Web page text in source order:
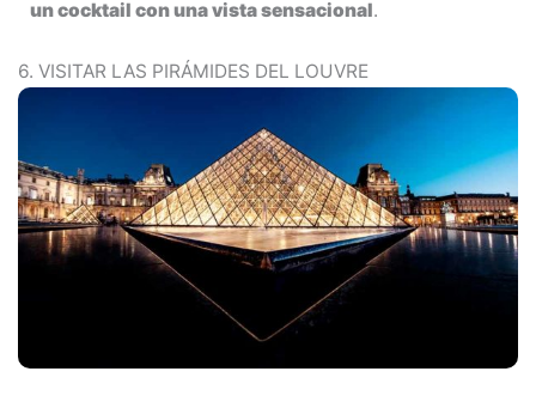
un cocktail con una vista sensacional.
6. VISITAR LAS PIRÁMIDES DEL LOUVRE